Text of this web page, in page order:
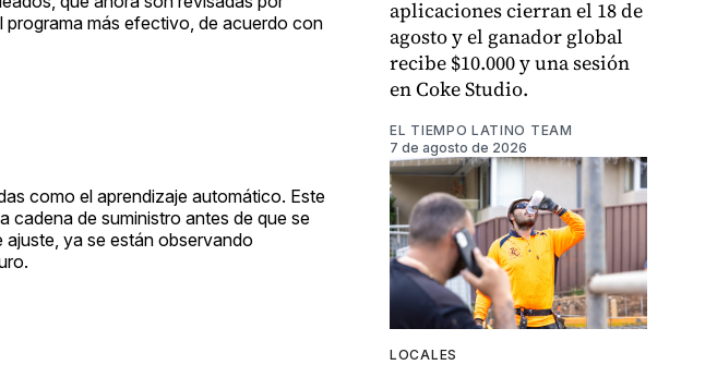
programa más efectivo, de acuerdo con
como el aprendizaje automático. Este
cadena de suministro antes de que se
ya se están observando
aplicaciones cierran el 18 de
agosto y el ganador global
recibe $10.000 y una sesión
en Coke Studio.
EL TIEMPO LATINO TEAM
7 de agosto de 2026
LOCALES